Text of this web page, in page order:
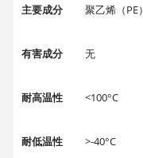
主要成分 聚乙烯（PE）
有害成分 无
耐高温性 <100°C
耐低温性 >-40°C